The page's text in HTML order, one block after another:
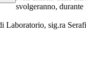
svolgeranno, durante
Laboratorio, sig.ra